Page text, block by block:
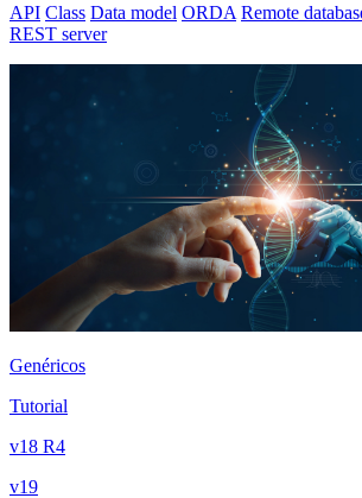
API Class Data model ORDA Remote
REST server
Genéricos
Tutorial
v18 R4
v19